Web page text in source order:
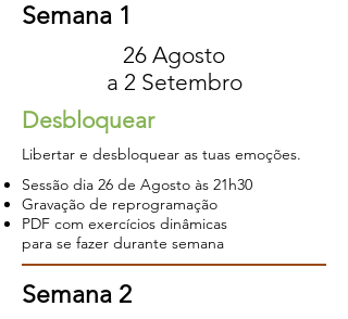
Semana 1
26 Agosto
a 2 Setembro
Desbloquear
Libertar e desbloquear as tuas emoções.
Sessão dia 26 de Agosto às 21h30
Gravação de reprogramação
PDF com exercícios dinâmicas
para se fazer durante semana
Semana 2